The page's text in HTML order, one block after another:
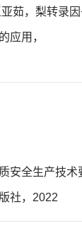
茹，梨转录
应用，
安全生产技
社，2022